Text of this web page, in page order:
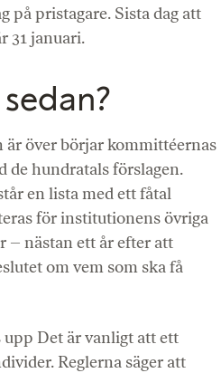
på pristagare. Sista dag att
31 januari.
över börjar kommittéernas
de hundratals förslagen.
en lista med ett fåtal
för institutionens övriga
– nästan ett år efter att
om vem som ska få
upp Det är vanligt att ett
Reglerna säger att